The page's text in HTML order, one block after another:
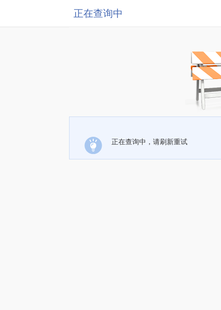
正在查询中
正在查询中，请刷新重试